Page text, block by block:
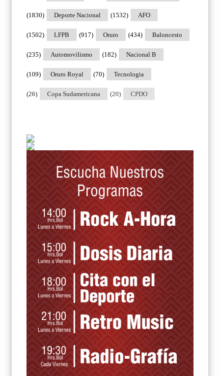
Deporte Nacional
(1830) AFO
(1532)
LFPB
(1502) Oruro
(917) Baloncesto
(434)
Automovilismo
(235) Nacional B
(182)
Oruro Royal
(109) Tecnologia
(70)
Copa Sudamericana
(26) CPDO
(20)